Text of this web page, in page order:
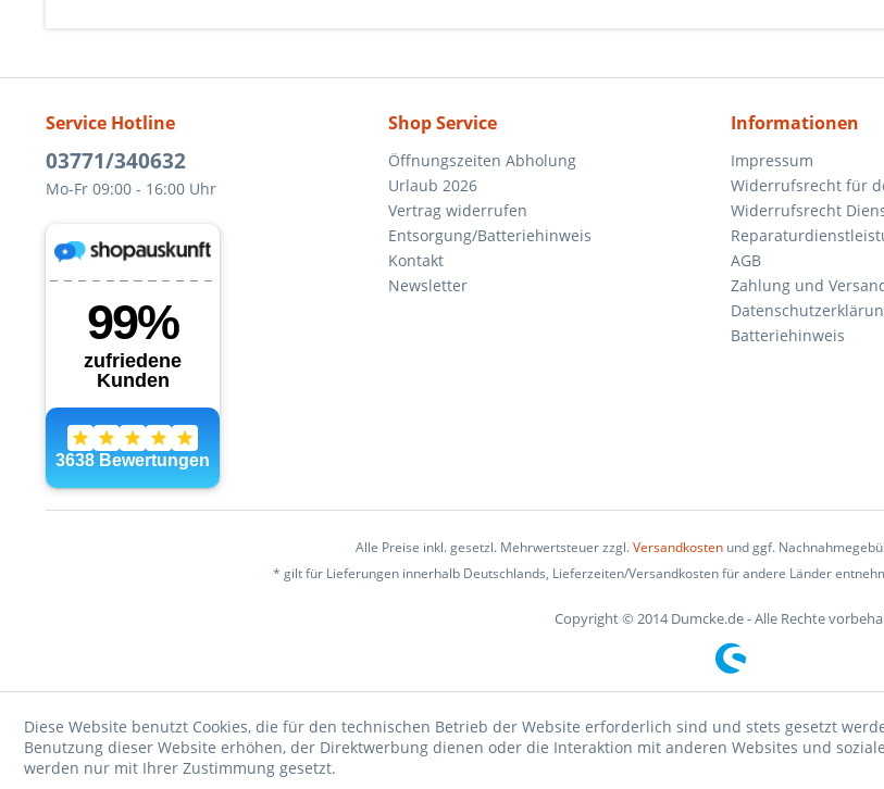
Service Hotline
03771/340632
Mo-Fr 09:00 - 16:00 Uhr
Shop Service
Öffnungszeiten Abholung
Urlaub 2026
Vertrag widerrufen
Entsorgung/Batteriehinweis
Kontakt
Newsletter
Informationen
Impressum
Widerrufsrecht für
Widerrufsrecht
AGB
Zahlung und
Batteriehinweis
Alle Preise inkl. gesetzl. Mehrwertsteuer zzgl.Versandkostenund ggf.
* gilt für Lieferungen innerhalb Deutschlands, Lieferzeiten/Versandkosten für andere Länder
Copyright © 2014 Dumcke.de - Alle Rechte
Diese Website benutzt Cookies, die für den technischen Betrieb der Website erforderlich sind und stets gesetzt
Benutzung dieser Website erhöhen, der Direktwerbung dienen oder die Interaktion mit anderen Websites und
werden nur mit Ihrer Zustimmung gesetzt.